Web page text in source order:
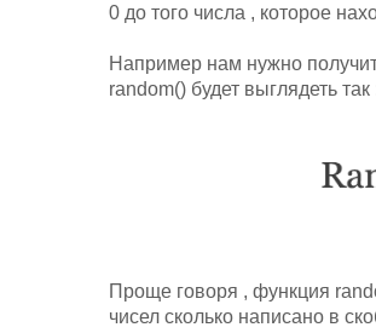
0 до того числа , которое
Например нам нужно
random() будет выглядеть так
Проще говоря , функция
чисел сколько написано в